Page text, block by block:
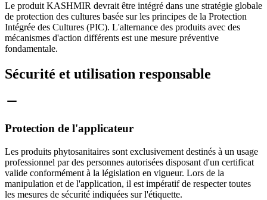
Le produit KASHMIR devrait être intégré dans une stratégie globale
de protection des cultures basée sur les principes de la Protection
Intégrée des Cultures (PIC). L'alternance des produits avec des
mécanismes d'action différents est une mesure préventive
fondamentale.
Sécurité et utilisation responsable
Protection de l'applicateur
Les produits phytosanitaires sont exclusivement destinés à un usage
professionnel par des personnes autorisées disposant d'un certificat
valide conformément à la législation en vigueur. Lors de la
manipulation et de l'application, il est impératif de respecter toutes
les mesures de sécurité indiquées sur l'étiquette.